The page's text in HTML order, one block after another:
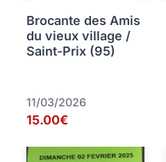
Brocante des Amis
du vieux village /
Saint-Prix (95)
11/03/2026
15.00€